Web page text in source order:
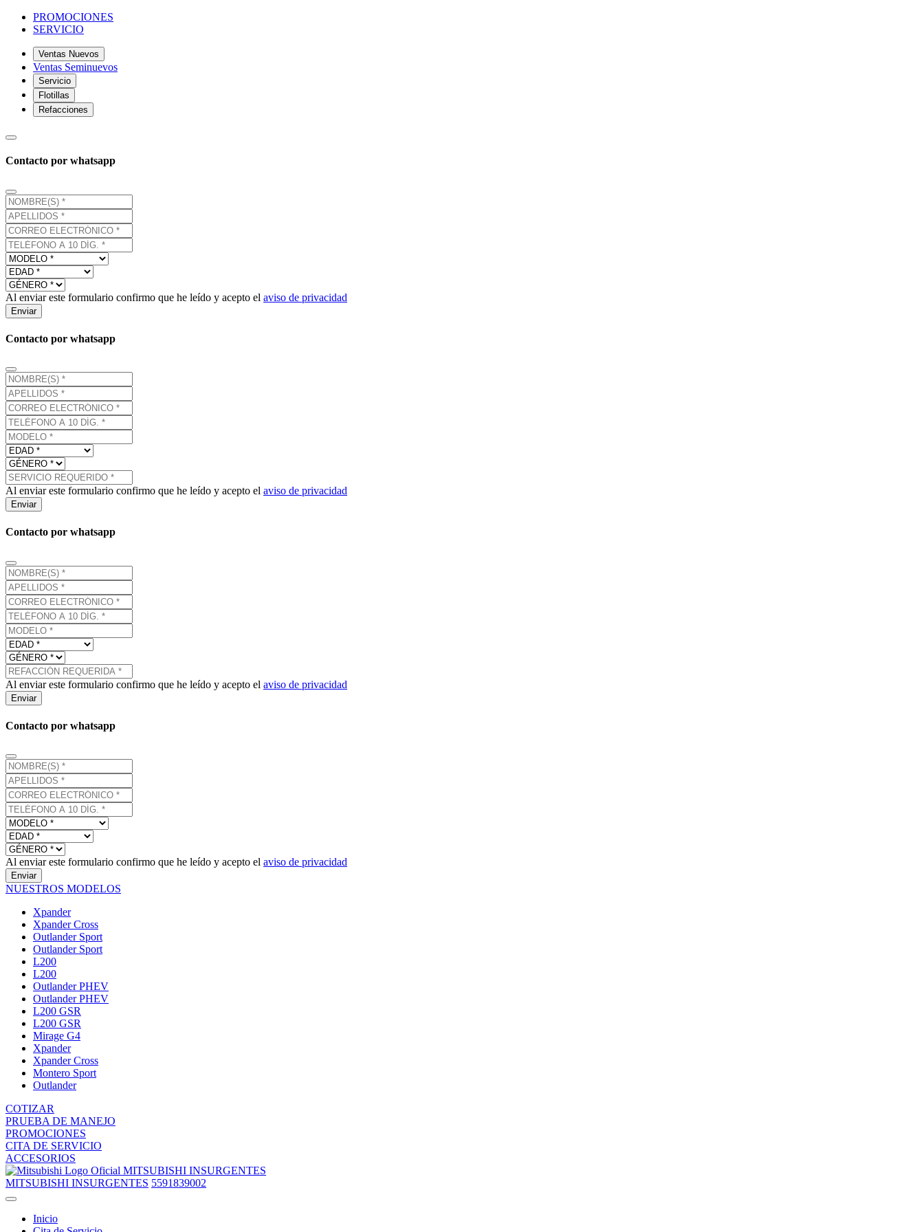
PROMOCIONES
SERVICIO
Ventas Nuevos
Ventas Seminuevos
Servicio
Flotillas
Refacciones
Contacto por whatsapp
Al enviar este formulario confirmo que he leído y acepto el aviso de privacidad
Enviar
Contacto por whatsapp
Al enviar este formulario confirmo que he leído y acepto el aviso de privacidad
Enviar
Contacto por whatsapp
Al enviar este formulario confirmo que he leído y acepto el aviso de privacidad
Enviar
Contacto por whatsapp
Al enviar este formulario confirmo que he leído y acepto el aviso de privacidad
Enviar
NUESTROS MODELOS
Xpander
Xpander Cross
Outlander Sport
Outlander Sport
L200
L200
Outlander PHEV
Outlander PHEV
L200 GSR
L200 GSR
Mirage G4
Xpander
Xpander Cross
Montero Sport
Outlander
COTIZAR
PRUEBA DE MANEJO
PROMOCIONES
CITA DE SERVICIO
ACCESORIOS
MITSUBISHI INSURGENTES
MITSUBISHI INSURGENTES 5591839002
Inicio